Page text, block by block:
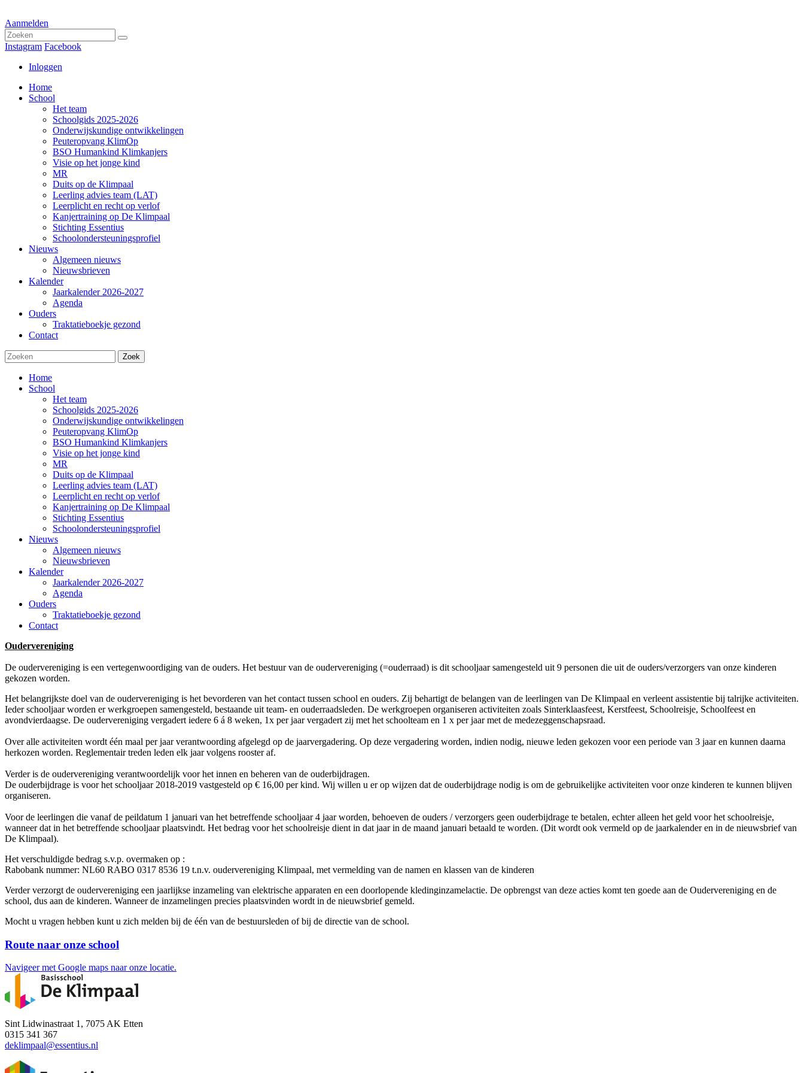
Aanmelden
Instagram Facebook
Inloggen
Home
School
Het team
Schoolgids 2025-2026
Onderwijskundige ontwikkelingen
Peuteropvang KlimOp
BSO Humankind Klimkanjers
Visie op het jonge kind
MR
Duits op de Klimpaal
Leerling advies team (LAT)
Leerplicht en recht op verlof
Kanjertraining op De Klimpaal
Stichting Essentius
Schoolondersteuningsprofiel
Nieuws
Algemeen nieuws
Nieuwsbrieven
Kalender
Jaarkalender 2026-2027
Agenda
Ouders
Traktatieboekje gezond
Contact
Zoek
Home
School
Het team
Schoolgids 2025-2026
Onderwijskundige ontwikkelingen
Peuteropvang KlimOp
BSO Humankind Klimkanjers
Visie op het jonge kind
MR
Duits op de Klimpaal
Leerling advies team (LAT)
Leerplicht en recht op verlof
Kanjertraining op De Klimpaal
Stichting Essentius
Schoolondersteuningsprofiel
Nieuws
Algemeen nieuws
Nieuwsbrieven
Kalender
Jaarkalender 2026-2027
Agenda
Ouders
Traktatieboekje gezond
Contact
Oudervereniging
De oudervereniging is een vertegenwoordiging van de ouders. Het bestuur van de oudervereniging (=ouderraad) is dit schooljaar samengesteld uit 9 personen die uit de ouders/verzorgers van onze kinderen
gekozen worden.
Het belangrijkste doel van de oudervereniging is het bevorderen van het contact tussen school en ouders. Zij behartigt de belangen van de leerlingen van De Klimpaal en verleent assistentie bij talrijke activiteiten.
Ieder schooljaar worden er werkgroepen samengesteld, bestaande uit team- en ouderraadsleden. De werkgroepen organiseren activiteiten zoals Sinterklaasfeest, Kerstfeest, Schoolreisje, Schoolfeest en
avondvierdaagse. De oudervereniging vergadert iedere 6 á 8 weken, 1x per jaar vergadert zij met het schoolteam en 1 x per jaar met de medezeggenschapsraad.
Over alle activiteiten wordt één maal per jaar verantwoording afgelegd op de jaarvergadering. Op deze vergadering worden, indien nodig, nieuwe leden gekozen voor een periode van 3 jaar en kunnen daarna
herkozen worden. Reglementair treden leden elk jaar volgens rooster af.
Verder is de oudervereniging verantwoordelijk voor het innen en beheren van de ouderbijdragen.
De ouderbijdrage is voor het schooljaar 2018-2019 vastgesteld op € 16,00 per kind. Wij willen u er op wijzen dat de ouderbijdrage nodig is om de gebruikelijke activiteiten voor onze kinderen te kunnen blijven
organiseren.
Voor de leerlingen die vanaf de peildatum 1 januari van het betreffende schooljaar 4 jaar worden, behoeven de ouders / verzorgers geen ouderbijdrage te betalen, echter alleen het geld voor het schoolreisje,
wanneer dat in het betreffende schooljaar plaatsvindt. Het bedrag voor het schoolreisje dient in dat jaar in de maand januari betaald te worden. (Dit wordt ook vermeld op de jaarkalender en in de nieuwsbrief van
De Klimpaal).
Het verschuldigde bedrag s.v.p. overmaken op :
Rabobank nummer: NL60 RABO 0317 8536 19 t.n.v. oudervereniging Klimpaal, met vermelding van de namen en klassen van de kinderen
Verder verzorgt de oudervereniging een jaarlijkse inzameling van elektrische apparaten en een doorlopende kledinginzamelactie. De opbrengst van deze acties komt ten goede aan de Oudervereniging en de
school, dus aan de kinderen. Wanneer de inzamelingen precies plaatsvinden wordt in de nieuwsbrief gemeld.
Mocht u vragen hebben kunt u zich melden bij de één van de bestuursleden of bij de directie van de school.
Route naar onze school
Navigeer met Google maps naar onze locatie.
Sint Lidwinastraat 1, 7075 AK Etten
0315 341 367
deklimpaal@essentius.nl